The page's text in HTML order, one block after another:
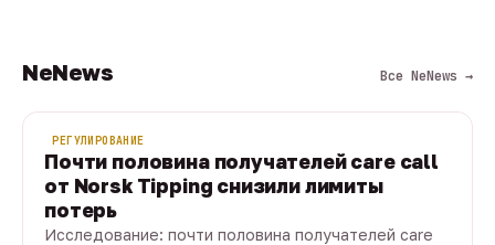
NeNews Все NeNews →
РЕГУЛИРОВАНИЕ
Почти половина получателей care call
от Norsk Tipping снизили лимиты
потерь
Исследование: почти половина получателей care